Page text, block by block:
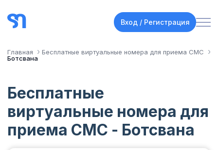
Вход / Регистрация
Главная
Бесплатные виртуальные номера для приема СМС
Ботсвана
Бесплатные
виртуальные номера для
приема СМС - Ботсвана